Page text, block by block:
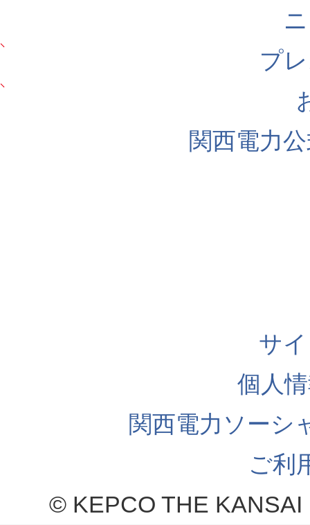
プ
関西電力
サ
個人
関西電力ソーシ
ご利
© KEPCO THE